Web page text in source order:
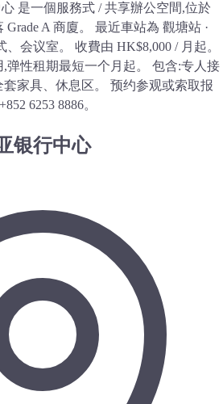
是一個服務式 / 共享辦公空間,位於
A 商廈。 最近車站為 觀塘站 ·
会议室。 收費由 HK$8,000 / 月起。
弹性租期最短一个月起。 包含:专人接
家具、休息区。 预约参观或索取报
6253 8886。
银行中心